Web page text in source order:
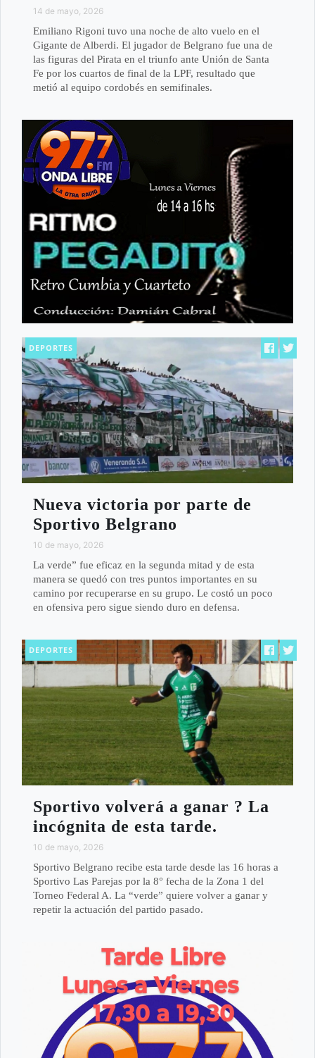
14 de mayo, 2026
Emiliano Rigoni tuvo una noche de alto vuelo en el
Gigante de Alberdi. El jugador de Belgrano fue una de
las figuras del Pirata en el triunfo ante Unión de Santa
Fe por los cuartos de final de la LPF, resultado que
metió al equipo cordobés en semifinales.
DEPORTES
Nueva victoria por parte de
Sportivo Belgrano
10 de mayo, 2026
La verde” fue eficaz en la segunda mitad y de esta
manera se quedó con tres puntos importantes en su
camino por recuperarse en su grupo. Le costó un poco
en ofensiva pero sigue siendo duro en defensa.
DEPORTES
Sportivo volverá a ganar ? La
incógnita de esta tarde.
10 de mayo, 2026
Sportivo Belgrano recibe esta tarde desde las 16 horas a
Sportivo Las Parejas por la 8° fecha de la Zona 1 del
Torneo Federal A. La “verde” quiere volver a ganar y
repetir la actuación del partido pasado.